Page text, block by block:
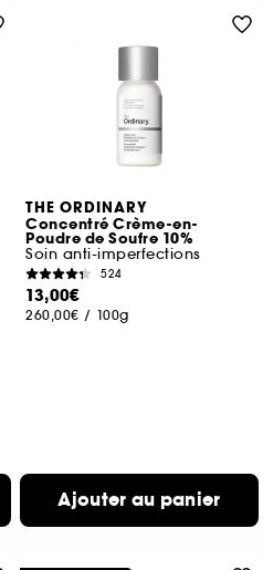
THE ORDINARY
Concentré Crème-en-
Poudre de Soufre 10%
Soin anti-imperfections
524
13,00€
260,00€ / 100g
Ajouter au panier